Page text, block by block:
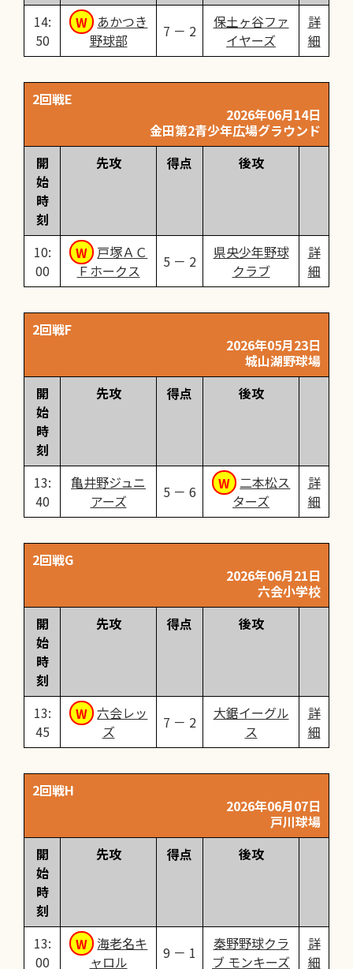
14:
50
あかつき
野球部
7 － 2
保土ヶ谷ファ
イヤーズ
詳
細
2回戦E
2026年06月14日
金田第2青少年広場グラウンド
開
始
時
刻
先攻 得点 後攻
10:
00
戸塚ＡＣ
Ｆホークス
5 － 2
県央少年野球
クラブ
詳
細
2回戦F
2026年05月23日
城山湖野球場
開
始
時
刻
先攻 得点 後攻
13:
40
亀井野ジュニ
アーズ
5 － 6
二本松ス
ターズ
詳
細
2回戦G
2026年06月21日
六会小学校
開
始
時
刻
先攻 得点 後攻
13:
45
六会レッ
ズ
7 － 2
大鋸イーグル
ス
詳
細
2回戦H
2026年06月07日
戸川球場
開
始
時
刻
先攻 得点 後攻
13:
00
海老名キ
ャロル
9 － 1
秦野野球クラ
ブ モンキーズ
詳
細